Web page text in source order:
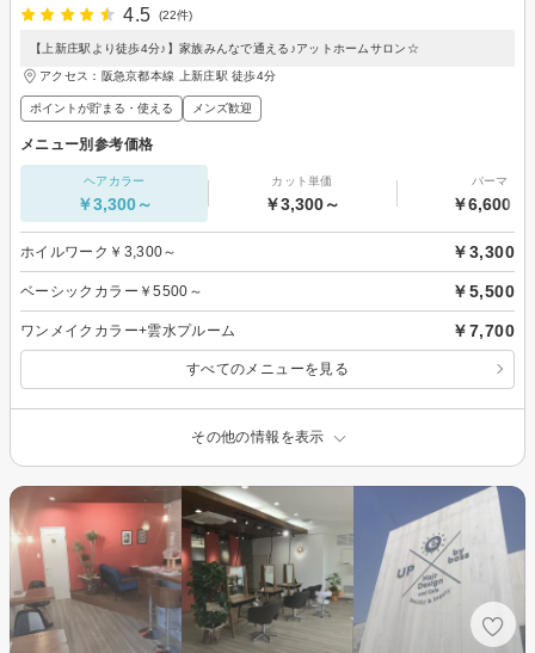
4.5
(22件)
【上新庄駅より徒歩4分♪】家族みんなで通える♪アットホームサロン☆
アクセス：阪急京都本線 上新庄駅 徒歩4分
ポイントが貯まる・使える メンズ歓迎
メニュー別参考価格
ヘアカラー
￥3,300～
カット単価
￥3,300～
パーマ
￥6,600～
ホイルワーク￥3,300～ ￥3,300
ベーシックカラー￥5500～ ￥5,500
ワンメイクカラー+雲水プルーム ￥7,700
すべてのメニューを見る
その他の情報を表示